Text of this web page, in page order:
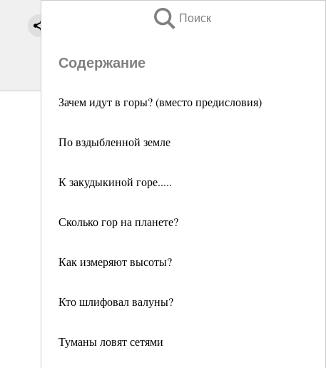
Поиск
Содержание
Зачем идут в горы? (вместо предисловия)
По вздыбленной земле
К закудыкиной горе.....
Сколько гор на планете?
Как измеряют высоты?
Кто шлифовал валуны?
Туманы ловят сетями